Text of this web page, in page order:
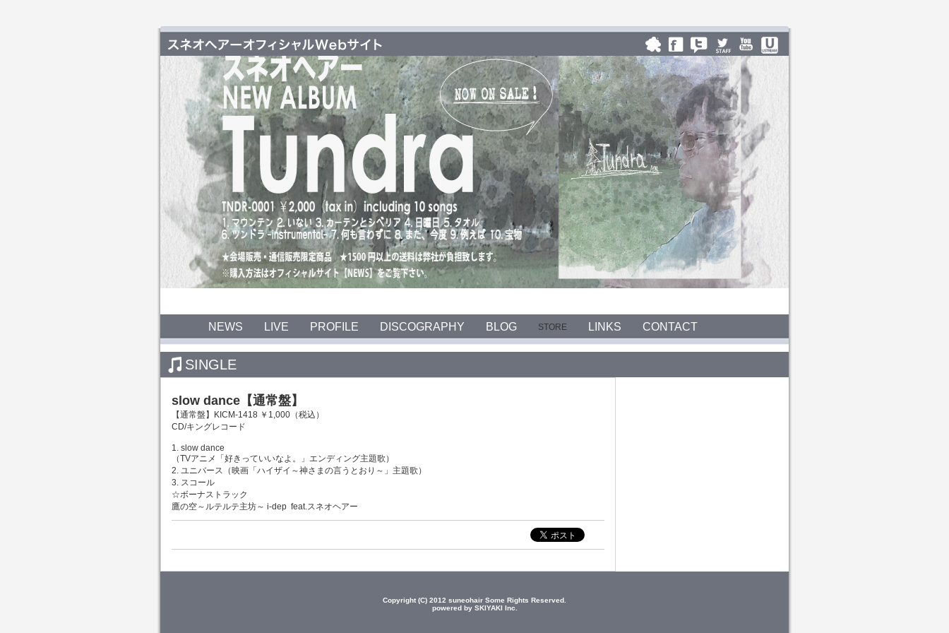
NEWS LIVE PROFILE DISCOGRAPHY BLOG STORE LINKS CONTACT
SINGLE
slow dance【通常盤】
【通常盤】KICM-1418 ￥1,000（税込）
CD/キングレコード
1. slow dance
（TVアニメ「好きっていいなよ。」エンディング主題歌）
2. ユニバース（映画「ハイザイ～神さまの言うとおり～」主題歌）
3. スコール
☆ボーナストラック
鷹の空～ルテルテ主坊～ i-dep feat.スネオヘアー
Copyright (C) 2012 suneohair Some Rights Reserved.
powered by SKIYAKI Inc.